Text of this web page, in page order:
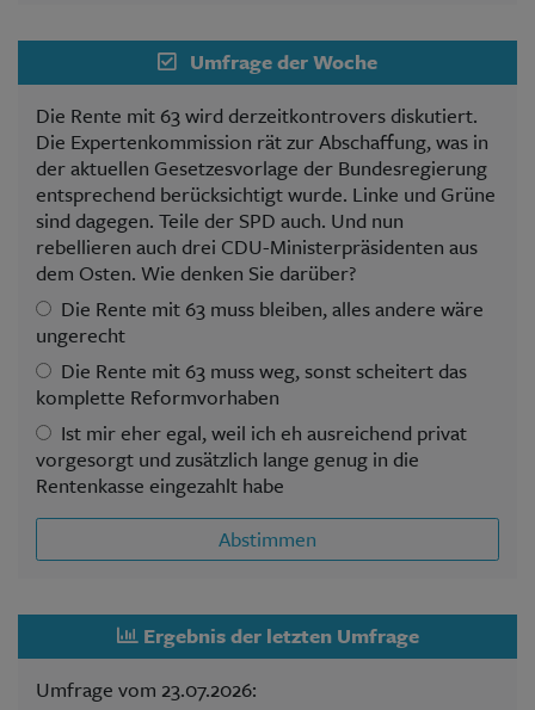
Umfrage der Woche
Die Rente mit 63 wird derzeitkontrovers diskutiert.
Die Expertenkommission rät zur Abschaffung, was in
der aktuellen Gesetzesvorlage der Bundesregierung
entsprechend berücksichtigt wurde. Linke und Grüne
sind dagegen. Teile der SPD auch. Und nun
rebellieren auch drei CDU-Ministerpräsidenten aus
dem Osten. Wie denken Sie darüber?
Die Rente mit 63 muss bleiben, alles andere wäre
ungerecht
Die Rente mit 63 muss weg, sonst scheitert das
komplette Reformvorhaben
Ist mir eher egal, weil ich eh ausreichend privat
vorgesorgt und zusätzlich lange genug in die
Rentenkasse eingezahlt habe
Abstimmen
Ergebnis der letzten Umfrage
Umfrage vom 23.07.2026: